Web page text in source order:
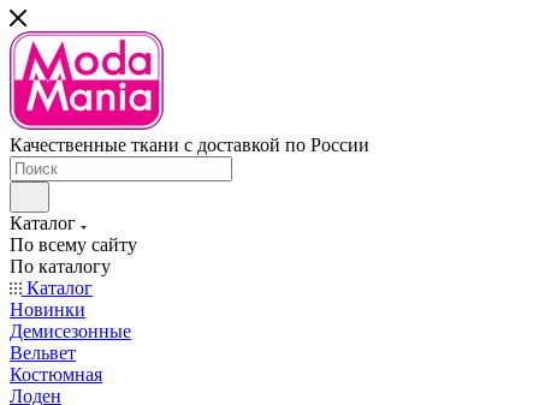
Качественные ткани с доставкой по России
Каталог
По всему сайту
По каталогу
Каталог
Новинки
Демисезонные
Вельвет
Костюмная
Лоден